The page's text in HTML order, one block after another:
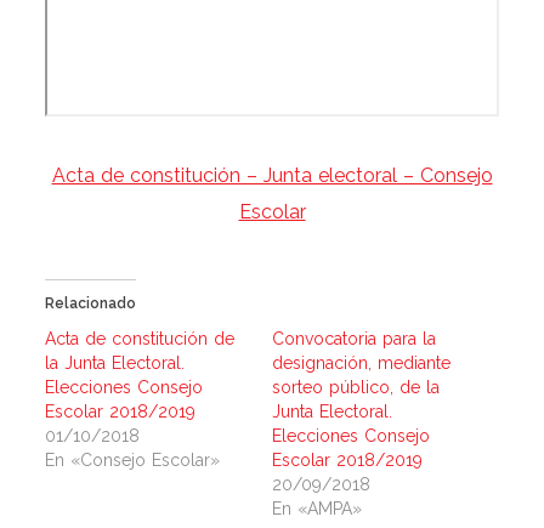
Acta de constitución – Junta electoral – Consejo
Escolar
Relacionado
Acta de constitución de
la Junta Electoral.
Elecciones Consejo
Escolar 2018/2019
01/10/2018
En «Consejo Escolar»
Convocatoria para la
designación, mediante
sorteo público, de la
Junta Electoral.
Elecciones Consejo
Escolar 2018/2019
20/09/2018
En «AMPA»